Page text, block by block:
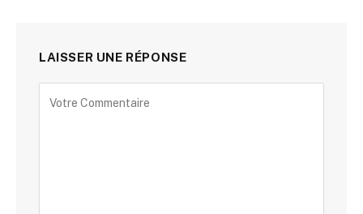
LAISSER UNE RÉPONSE